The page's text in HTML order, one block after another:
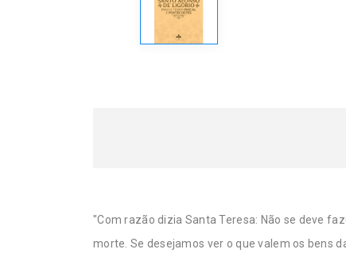
"Com razão dizia Santa Teresa: Não se deve
morte. Se desejamos ver o que valem os bens